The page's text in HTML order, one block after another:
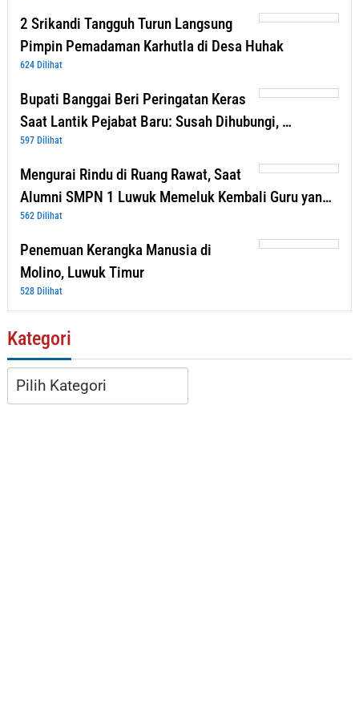
2 Srikandi Tangguh Turun Langsung
Pimpin Pemadaman Karhutla di Desa Huhak
624 Dilihat
Bupati Banggai Beri Peringatan Keras
Saat Lantik Pejabat Baru: Susah Dihubungi, …
597 Dilihat
Mengurai Rindu di Ruang Rawat, Saat
Alumni SMPN 1 Luwuk Memeluk Kembali Guru yan…
562 Dilihat
Penemuan Kerangka Manusia di
Molino, Luwuk Timur
528 Dilihat
Kategori
Kategori